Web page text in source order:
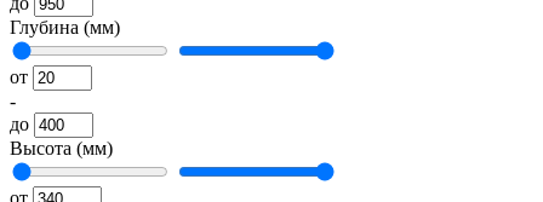
Глубина (мм)
от
-
до
Высота (мм)